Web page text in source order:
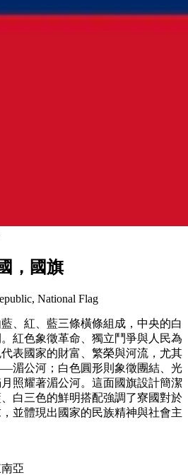
，國旗
National Flag
、紅、藍三條橫條組成，中央的白
紅色象徵革命、獨立鬥爭與人民為
表國家的財富、繁榮與河流，尤其
湄公河；白色圓形則象徵團結、光
照耀著湄公河。這面國旗設計簡潔
白三色的鮮明搭配強調了寮國對於
並體現出國家的民族精神與社會主
亞